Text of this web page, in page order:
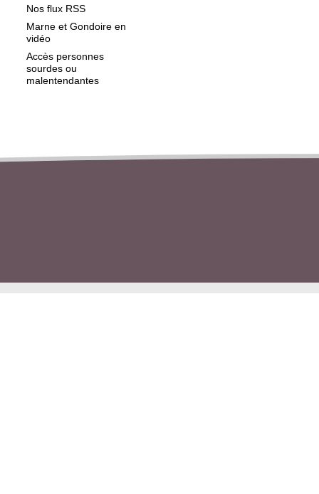
Nos flux RSS
Marne et Gondoire en
vidéo
Accès personnes
sourdes ou
malentendantes